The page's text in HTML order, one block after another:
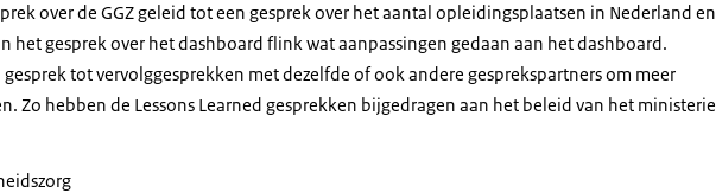
over de GGZ geleid tot een gesprek over het aantal opleidingsplaatsen in Nederland en
het gesprek over het dashboard flink wat aanpassingen gedaan aan het dashboard.
tot vervolggesprekken met dezelfde of ook andere gesprekspartners om meer
Zo hebben de Lessons Learned gesprekken bijgedragen aan het beleid van het ministerie